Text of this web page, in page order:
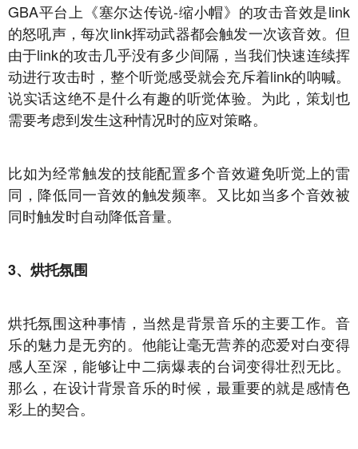
GBA平台上《塞尔达传说-缩小帽》的攻击音效是link
的怒吼声，每次link挥动武器都会触发一次该音效。但
由于link的攻击几乎没有多少间隔，当我们快速连续挥
动进行攻击时，整个听觉感受就会充斥着link的呐喊。
说实话这绝不是什么有趣的听觉体验。为此，策划也
需要考虑到发生这种情况时的应对策略。
比如为经常触发的技能配置多个音效避免听觉上的雷
同，降低同一音效的触发频率。又比如当多个音效被
同时触发时自动降低音量。
3、烘托氛围
烘托氛围这种事情，当然是背景音乐的主要工作。音
乐的魅力是无穷的。他能让毫无营养的恋爱对白变得
感人至深，能够让中二病爆表的台词变得壮烈无比。
那么，在设计背景音乐的时候，最重要的就是感情色
彩上的契合。